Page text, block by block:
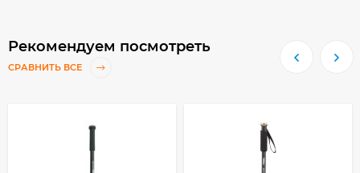
Рекомендуем посмотреть
СРАВНИТЬ ВСЕ